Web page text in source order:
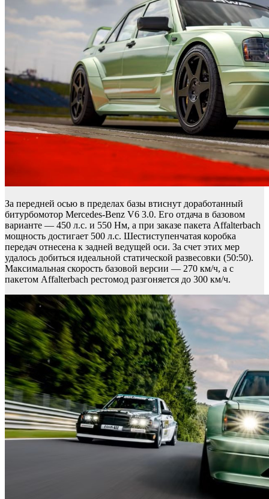
За передней осью в пределах базы втиснут доработанный
битурбомотор Mercedes-Benz V6 3.0. Его отдача в базовом
варианте — 450 л.с. и 550 Нм, а при заказе пакета Affalterbach
мощность достигает 500 л.с. Шестиступенчатая коробка
передач отнесена к задней ведущей оси. За счет этих мер
удалось добиться идеальной статической развесовки (50:50).
Максимальная скорость базовой версии — 270 км/ч, а с
пакетом Affalterbach рестомод разгоняется до 300 км/ч.